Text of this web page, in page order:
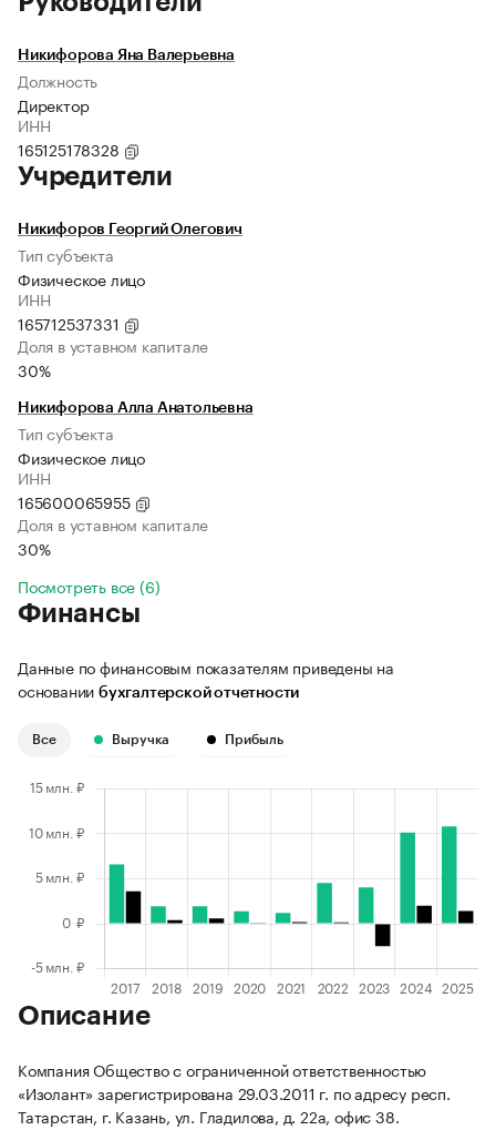
Никифорова Яна Валерьевна
Должность
Директор
ИНН
165125178328
Учредители
Никифоров Георгий Олегович
Тип субъекта
Физическое лицо
ИНН
165712537331
Доля в уставном капитале
30%
Никифорова Алла Анатольевна
Тип субъекта
Физическое лицо
ИНН
165600065955
Доля в уставном капитале
30%
Посмотреть все (6)
Финансы
Данные по финансовым показателям приведены на
основании бухгалтерской отчетности
Все Выручка Прибыль
Описание
Компания Общество с ограниченной ответственностью
«Изолант» зарегистрирована 29.03.2011 г. по адресу респ.
Татарстан, г. Казань, ул. Гладилова, д. 22а, офис 38.